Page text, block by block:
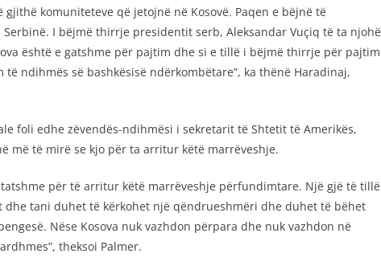
komuniteteve që jetojnë në Kosovë. Paqen e bëjnë të
I bëjmë thirrje presidentit serb, Aleksandar Vuçiq të ta njohë
është e gatshme për pajtim dhe si e tillë i bëjmë thirrje për pajtim
ndihmës së bashkësisë ndërkombëtare”, ka thënë Haradinaj,
foli edhe zëvendës-ndihmësi i sekretarit të Shtetit të Amerikës,
më të mirë se kjo për ta arritur këtë marrëveshje.
për të arritur këtë marrëveshje përfundimtare. Një gjë të tillë
dhe tani duhet të kërkohet një qëndrueshmëri dhe duhet të bëhet
Nëse Kosova nuk vazhdon përpara dhe nuk vazhdon në
theksoi Palmer.